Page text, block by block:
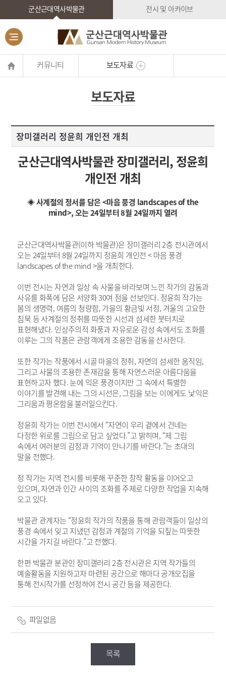
군산근대역사박물관 전시 및 아카이브
커뮤니티 보도자료
보도자료
장미갤러리 정윤희 개인전 개최
군산근대역사박물관 장미갤러리, 정윤희
개인전 개최
◈ 사계절의 정서를 담은 <마음 풍경 landscapes of the
mind>, 오는 24일부터 8월 24일까지 열려
군산근대역사박물관(이하 박물관)은 장미갤러리 2층 전시관에서
오는 24일부터 8월 24일까지 정윤희 개인전 < 마음 풍경
landscapes of the mind >을 개최한다.
이번 전시는 자연과 일상 속 사물을 바라보며 느낀 작가의 감동과
사유를 화폭에 담은 서양화 30여 점을 선보인다. 정윤희 작가는
봄의 생명력, 여름의 청량함, 가을의 황금빛 서정, 겨울의 고요한
침묵 등 사계절의 정취를 따뜻한 시선과 섬세한 붓터치로
표현해냈다. 인상주의적 화풍과 자유로운 감성 속에서도 조화를
이루는 그의 작품은 관람객에게 조용한 감동을 선사한다.
또한 작가는 작품에서 시골 마을의 정취, 자연의 섬세한 움직임,
그리고 사물의 조용한 존재감을 통해 자연스러운 아름다움을
표현하고자 했다. 눈에 익은 풍경이지만 그 속에서 특별한
이야기를 발견해 내는 그의 시선은, 그림을 보는 이에게도 낯익은
그리움과 평온함을 불러일으킨다.
정윤희 작가는 이번 전시에서 “자연이 우리 곁에서 건네는
다정한 위로를 그림으로 담고 싶었다.”고 밝히며, “제 그림
속에서 여러분의 감정과 기억이 만나기를 바란다.”는 초대의
말을 전했다.
정 작가는 지역 전시를 비롯해 꾸준한 창작 활동을 이어오고
있으며, 자연과 인간 사이의 조화를 주제로 다양한 작업을 지속해
오고 있다.
박물관 관계자는 “정윤희 작가의 작품을 통해 관람객들이 일상의
풍경 속에서 잊고 지냈던 감정과 계절의 기억을 되짚는 따뜻한
시간을 가지길 바란다.”고 전했다.
한편 박물관 분관인 장미갤러리 2층 전시관은 지역 작가들의
예술활동을 지원하고자 마련된 공간으로 해마다 공개모집을
통해 전시작가를 선정하여 전시 공간 등을 제공한다.
파일없음
목록